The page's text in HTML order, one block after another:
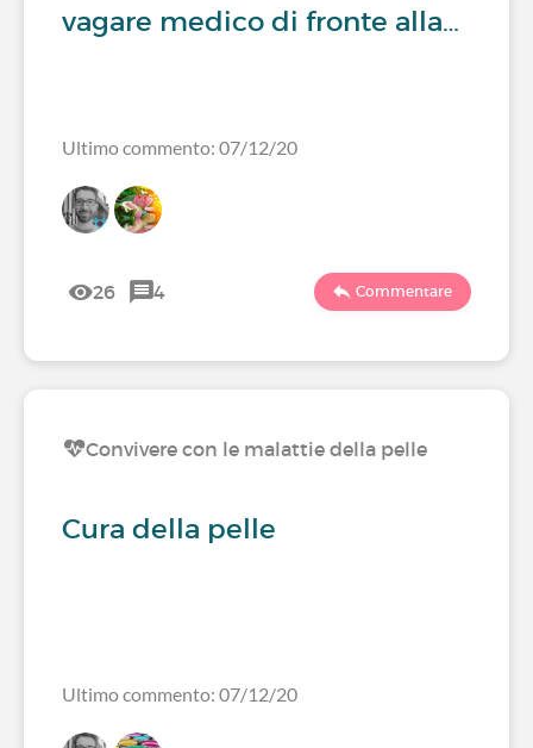
vagare medico di fronte alla…
Ultimo commento: 07/12/20
26 4 Commentare
Convivere con le malattie della pelle
Cura della pelle
Ultimo commento: 07/12/20